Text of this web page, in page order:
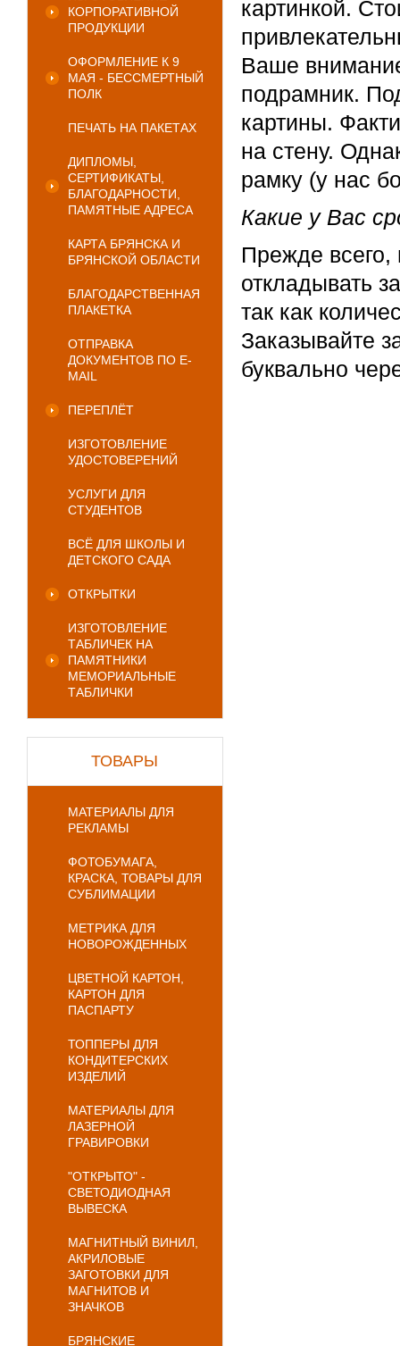
КОРПОРАТИВНОЙ
ПРОДУКЦИИ
ОФОРМЛЕНИЕ К 9
МАЯ - БЕССМЕРТНЫЙ
ПОЛК
ПЕЧАТЬ НА ПАКЕТАХ
ДИПЛОМЫ,
СЕРТИФИКАТЫ,
БЛАГОДАРНОСТИ,
ПАМЯТНЫЕ АДРЕСА
КАРТА БРЯНСКА И
БРЯНСКОЙ ОБЛАСТИ
БЛАГОДАРСТВЕННАЯ
ПЛАКЕТКА
ОТПРАВКА
ДОКУМЕНТОВ ПО E-
MAIL
ПЕРЕПЛЁТ
ИЗГОТОВЛЕНИЕ
УДОСТОВЕРЕНИЙ
УСЛУГИ ДЛЯ
СТУДЕНТОВ
ВСЁ ДЛЯ ШКОЛЫ И
ДЕТСКОГО САДА
ОТКРЫТКИ
ИЗГОТОВЛЕНИЕ
ТАБЛИЧЕК НА
ПАМЯТНИКИ
МЕМОРИАЛЬНЫЕ
ТАБЛИЧКИ
ТОВАРЫ
МАТЕРИАЛЫ ДЛЯ
РЕКЛАМЫ
ФОТОБУМАГА,
КРАСКА, ТОВАРЫ ДЛЯ
СУБЛИМАЦИИ
МЕТРИКА ДЛЯ
НОВОРОЖДЕННЫХ
ЦВЕТНОЙ КАРТОН,
КАРТОН ДЛЯ
ПАСПАРТУ
ТОППЕРЫ ДЛЯ
КОНДИТЕРСКИХ
ИЗДЕЛИЙ
МАТЕРИАЛЫ ДЛЯ
ЛАЗЕРНОЙ
ГРАВИРОВКИ
"ОТКРЫТО" -
СВЕТОДИОДНАЯ
ВЫВЕСКА
МАГНИТНЫЙ ВИНИЛ,
АКРИЛОВЫЕ
ЗАГОТОВКИ ДЛЯ
МАГНИТОВ И
ЗНАЧКОВ
БРЯНСКИЕ
картинкой.
Ваше
подрамник.
картины.
на стену.
рамку (у нас
Какие у Вас
Прежде всего,
откладывать
так как
Заказывайте
буквально